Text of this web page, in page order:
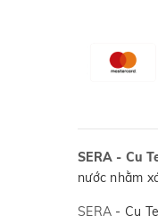
SERA - Cu
nước nhằm
SERA - Cu